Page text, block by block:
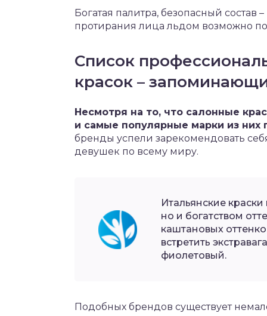
Богатая палитра, безопасный состав
протирания лица льдом возможно
Список
красок –
Несмотря на то, что салонные
и самые популярные марки из них
бренды успели зарекомендовать
девушек по всему миру.
Итальянские
но и богатством
каштановых
встретить
фиолетовый.
Подобных брендов существует